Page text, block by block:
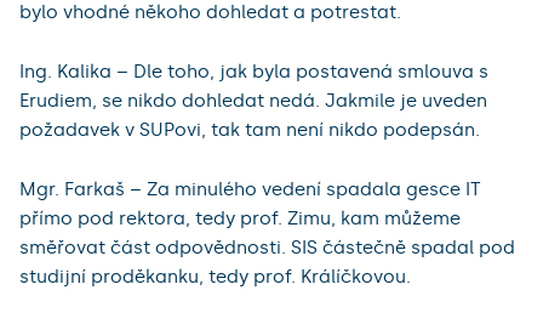
bylo vhodné někoho dohledat a potrestat.
Ing. Kalika – Dle toho, jak byla postavená smlouva s
Erudiem, se nikdo dohledat nedá. Jakmile je uveden
požadavek v SUPovi, tak tam není nikdo podepsán.
Mgr. Farkaš – Za minulého vedení spadala gesce IT
přímo pod rektora, tedy prof. Zimu, kam můžeme
směřovat část odpovědnosti. SIS částečně spadal pod
studijní proděkanku, tedy prof. Králíčkovou.